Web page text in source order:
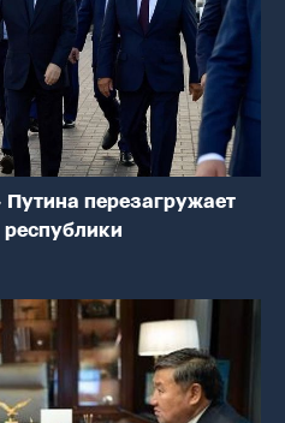
перезагружает